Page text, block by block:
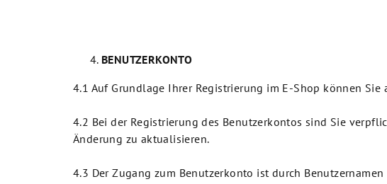
BENUTZERKONTO
4.1 Auf Grundlage Ihrer Registrierung im E-Shop können
4.2 Bei der Registrierung des Benutzerkontos sind Sie
Änderung zu aktualisieren.
4.3 Der Zugang zum Benutzerkonto ist durch